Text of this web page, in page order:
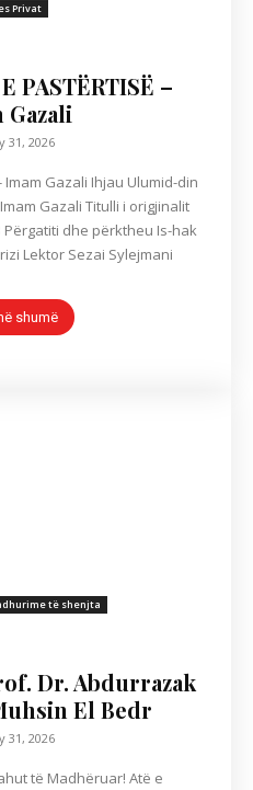
Privat
PASTËRTISË –
Gazali
31, 2026
Ihjau Ulumid-din
Gazali Titulli i origjinalit
Përgatiti dhe përktheu Is-hak
shumë
të shenjta
Dr. Abdurrazak
El Bedr
31, 2026
të Madhëruar! Atë e